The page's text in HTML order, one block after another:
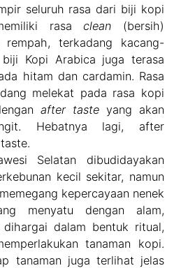
seluruh rasa dari biji kopi
rasaclean (bersih)
terkadang kacang-
biji Kopi Arabica juga terasa
hitam dan cardamin. Rasa
melekat pada rasa kopi
after tasteyang akan
Hebatnya lagi, after
Selatan dibudidayakan
kecil sekitar, namun
kepercayaan nenek
menyatu dengan alam,
dalam bentuk ritual,
tanaman kopi.
tanaman juga terlihat jelas